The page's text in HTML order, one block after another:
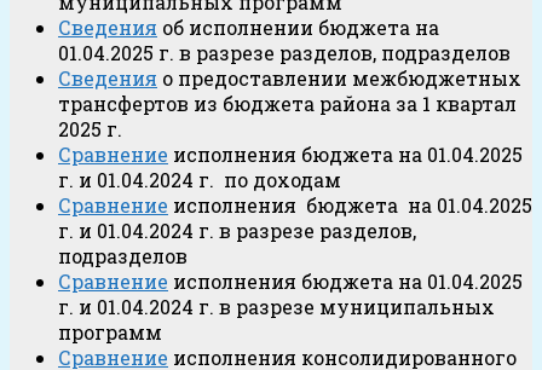
Сведения об исполнении бюджета на
01.04.2025 г. в разрезе разделов, подразделов
Сведения о предоставлении межбюджетных
трансфертов из бюджета района за 1 квартал
2025 г.
Сравнение исполнения бюджета на 01.04.2025
г. и 01.04.2024 г. по доходам
Сравнение исполнения бюджета на 01.04.2025
г. и 01.04.2024 г. в разрезе разделов,
подразделов
Сравнение исполнения бюджета на 01.04.2025
г. и 01.04.2024 г. в разрезе муниципальных
программ
Сравнение исполнения консолидированного